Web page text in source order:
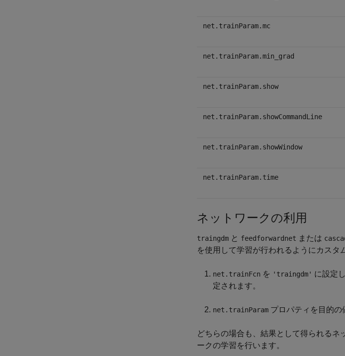
net.trainParam.mc
net.trainParam.min_grad
net.trainParam.show
net.trainParam.showCommandLine
net.trainParam.showWindow
net.trainParam.time
ネットワークの利用
traingdm と feedforwardnet または
を使用して学習が行われるようにカスタ
net.trainFcn を 'traingdm' に設定
定されます。
net.trainParam プロパティを目的の
どちらの場合も、結果として得られるネ
ークの学習を行います。